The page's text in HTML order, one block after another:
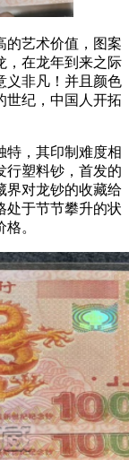
的艺术价值，图案
，在龙年到来之际
义非凡！并且颜色
世纪，中国人开拓
特，其印制难度相
行塑料钞，首发的
界对龙钞的收藏给
处于节节攀升的状
。